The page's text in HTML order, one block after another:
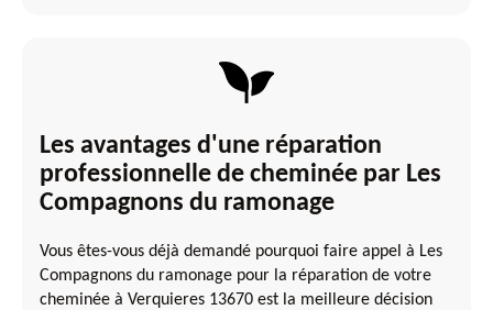
Les avantages d'une réparation
professionnelle de cheminée par Les
Compagnons du ramonage
Vous êtes-vous déjà demandé pourquoi faire appel à Les
Compagnons du ramonage pour la réparation de votre
cheminée à Verquieres 13670 est la meilleure décision